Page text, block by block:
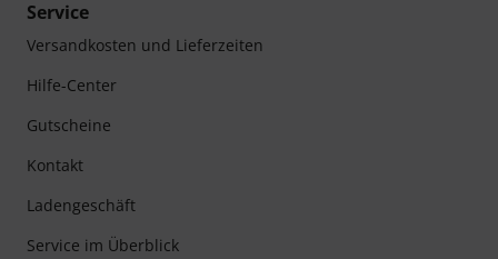
Service
Versandkosten und Lieferzeiten
Hilfe-Center
Gutscheine
Kontakt
Ladengeschäft
Service im Überblick